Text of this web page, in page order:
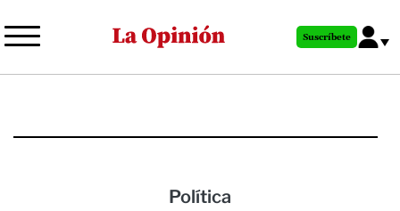
al
principal
Suscríbete
Política